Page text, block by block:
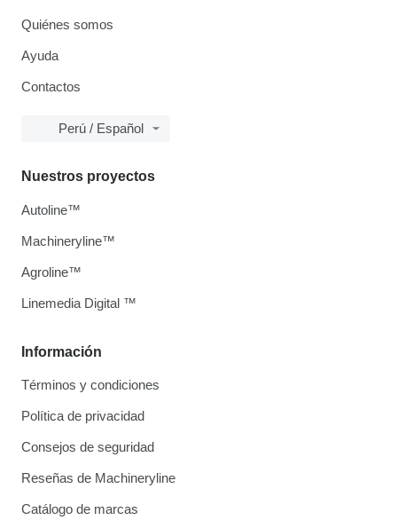
Quiénes somos
Ayuda
Contactos
Perú / Español
Información
Términos y condiciones
Política de privacidad
Consejos de seguridad
Reseñas de Machineryline
Catálogo de marcas
Nuestros proyectos
Autoline™
Machineryline™
Agroline™
Linemedia Digital ™